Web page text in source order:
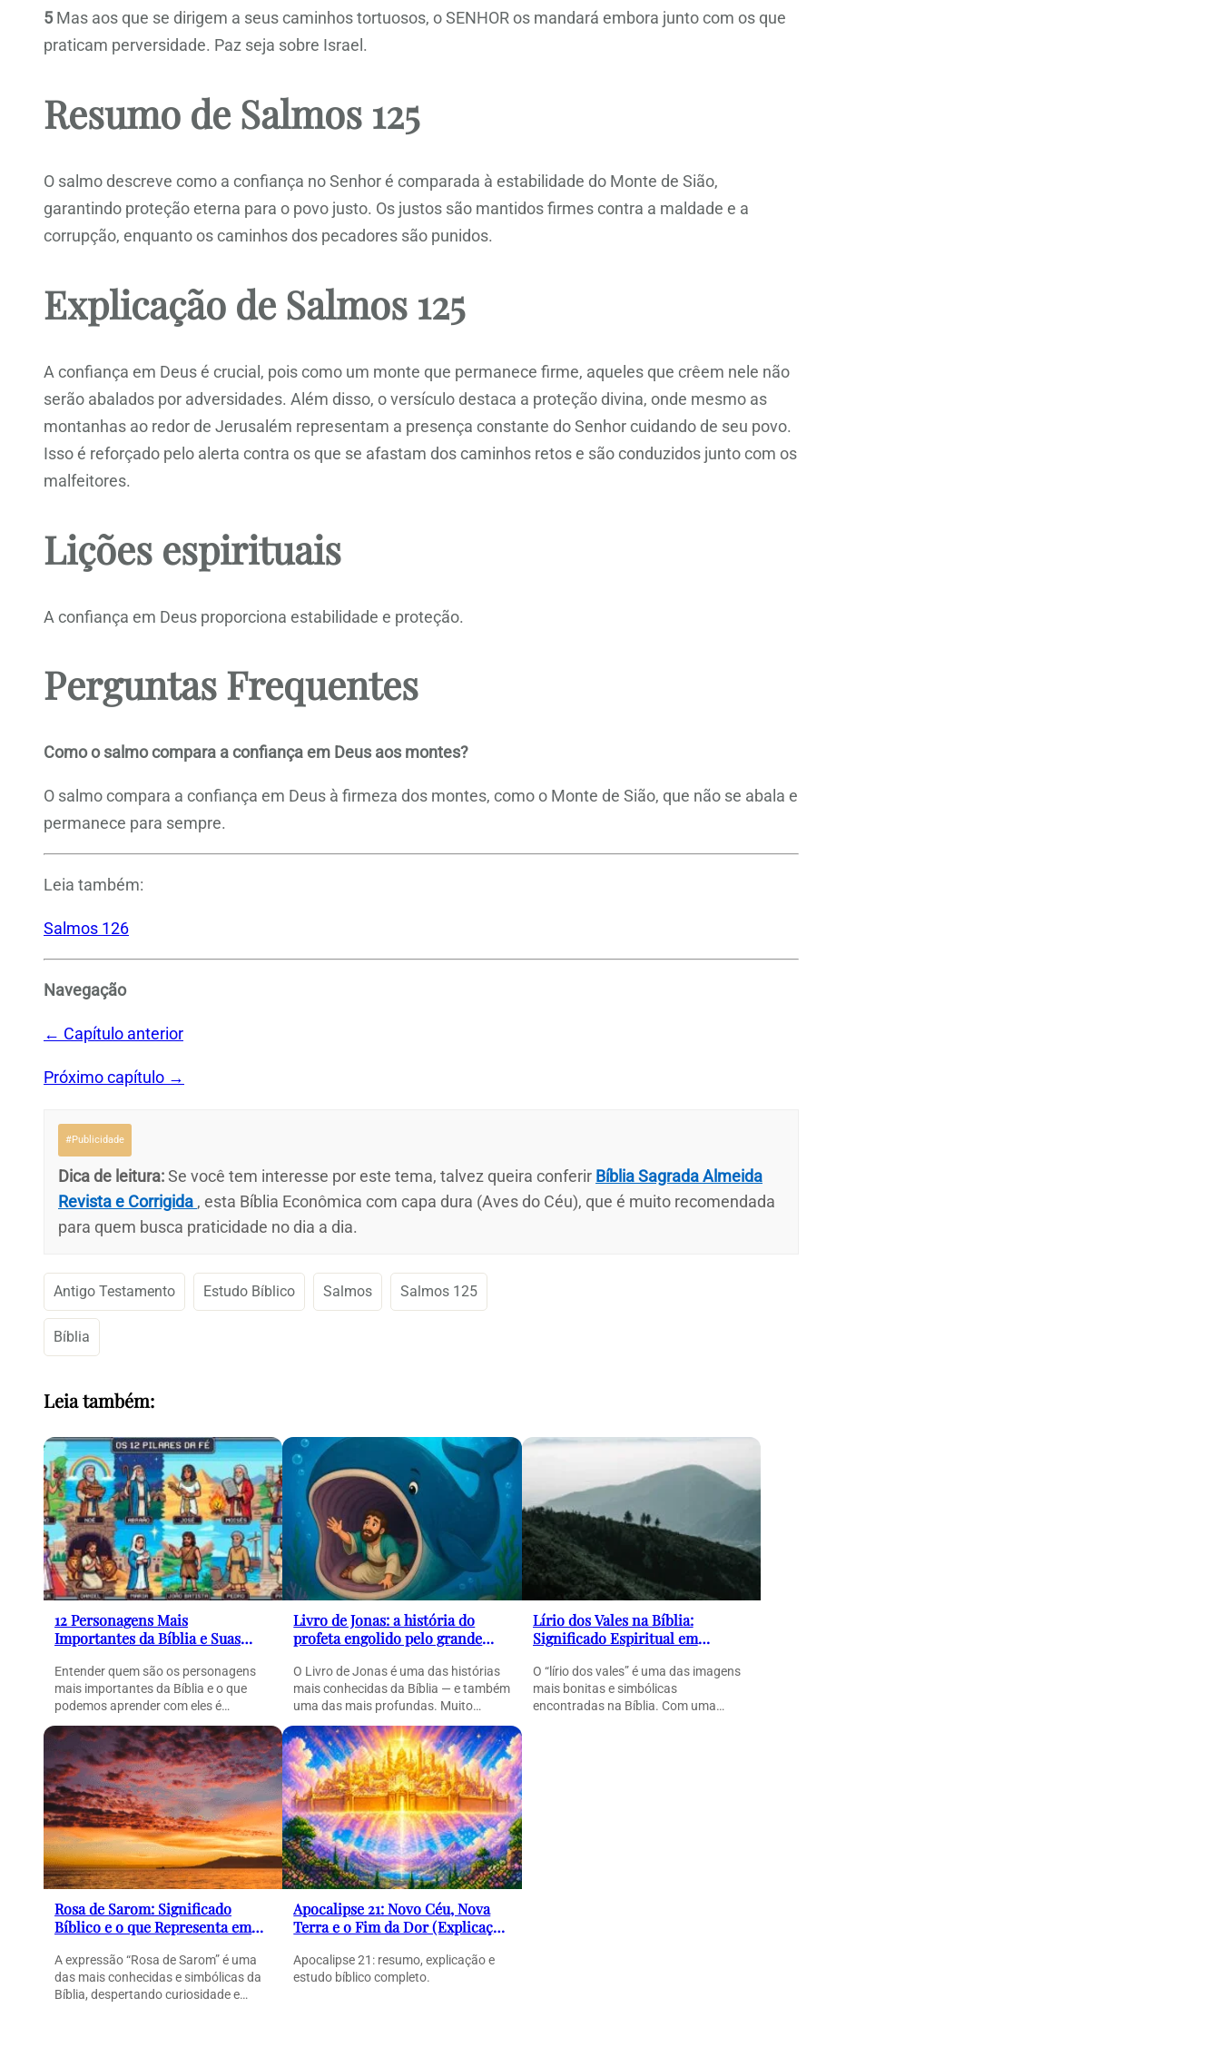
5 Mas aos que se dirigem a seus caminhos tortuosos, o SENHOR os mandará embora junto com os que
praticam perversidade. Paz seja sobre Israel.
Resumo de Salmos 125
O salmo descreve como a confiança no Senhor é comparada à estabilidade do Monte de Sião,
garantindo proteção eterna para o povo justo. Os justos são mantidos firmes contra a maldade e a
corrupção, enquanto os caminhos dos pecadores são punidos.
Explicação de Salmos 125
A confiança em Deus é crucial, pois como um monte que permanece firme, aqueles que crêem nele não
serão abalados por adversidades. Além disso, o versículo destaca a proteção divina, onde mesmo as
montanhas ao redor de Jerusalém representam a presença constante do Senhor cuidando de seu povo.
Isso é reforçado pelo alerta contra os que se afastam dos caminhos retos e são conduzidos junto com os
malfeitores.
Lições espirituais
A confiança em Deus proporciona estabilidade e proteção.
Perguntas Frequentes
Como o salmo compara a confiança em Deus aos montes?
O salmo compara a confiança em Deus à firmeza dos montes, como o Monte de Sião, que não se abala e
permanece para sempre.
Leia também:
Salmos 126
Navegação
← Capítulo anterior
Próximo capítulo →
#Publicidade
Dica de leitura:Se você tem interesse por este tema, talvez queira conferir Bíblia Sagrada Almeida
Revista e Corrigida , esta Bíblia Econômica com capa dura (Aves do Céu), que é muito recomendada
para quem busca praticidade no dia a dia.
Antigo Testamento Estudo Bíblico Salmos Salmos 125
Bíblia
Leia também:
12 Personagens Mais
Importantes da Bíblia e Suas
Entender quem são os personagens
mais importantes da Bíblia e o que
podemos aprender com eles é
essencial para compreender…
Livro de Jonas: a história do
profeta engolido pelo grande
O Livro de Jonas é uma das histórias
mais conhecidas da Bíblia — e também
uma das mais profundas. Muito…
Lírio dos Vales na Bíblia:
Significado Espiritual em
O “lírio dos vales” é uma das imagens
mais bonitas e simbólicas
encontradas na Bíblia. Com uma
Rosa de Sarom: Significado
Bíblico e o que Representa em
A expressão “Rosa de Sarom” é uma
das mais conhecidas e simbólicas da
Bíblia, despertando curiosidade e
Apocalipse 21: Novo Céu, Nova
Terra e o Fim da Dor (Explicação
Apocalipse 21: resumo, explicação e
estudo bíblico completo.